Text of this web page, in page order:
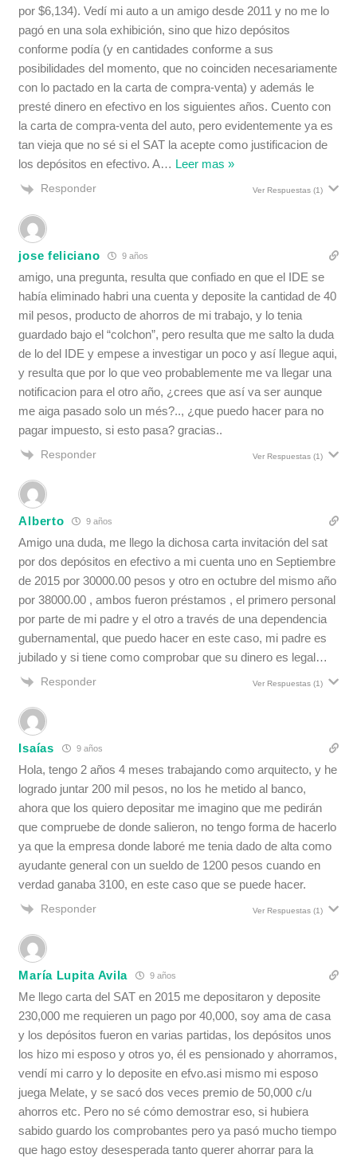
por $6,134). Vedí mi auto a un amigo desde 2011 y no me lo
pagó en una sola exhibición, sino que hizo depósitos
conforme podía (y en cantidades conforme a sus
posibilidades del momento, que no coinciden necesariamente
con lo pactado en la carta de compra-venta) y además le
presté dinero en efectivo en los siguientes años. Cuento con
la carta de compra-venta del auto, pero evidentemente ya es
tan vieja que no sé si el SAT la acepte como justificacion de
los depósitos en efectivo. A… Leer mas »
Responder Ver Respuestas(1)
jose feliciano 9 años
amigo, una pregunta, resulta que confiado en que el IDE se
había eliminado habri una cuenta y deposite la cantidad de 40
mil pesos, producto de ahorros de mi trabajo, y lo tenia
guardado bajo el “colchon”, pero resulta que me salto la duda
de lo del IDE y empese a investigar un poco y así llegue aqui,
y resulta que por lo que veo probablemente me va llegar una
notificacion para el otro año, ¿crees que así va ser aunque
me aiga pasado solo un més?.., ¿que puedo hacer para no
pagar impuesto, si esto pasa? gracias..
Responder Ver Respuestas(1)
Alberto 9 años
Amigo una duda, me llego la dichosa carta invitación del sat
por dos depósitos en efectivo a mi cuenta uno en Septiembre
de 2015 por 30000.00 pesos y otro en octubre del mismo año
por 38000.00 , ambos fueron préstamos , el primero personal
por parte de mi padre y el otro a través de una dependencia
gubernamental, que puedo hacer en este caso, mi padre es
jubilado y si tiene como comprobar que su dinero es legal…
Responder Ver Respuestas(1)
Isaías 9 años
Hola, tengo 2 años 4 meses trabajando como arquitecto, y he
logrado juntar 200 mil pesos, no los he metido al banco,
ahora que los quiero depositar me imagino que me pedirán
que compruebe de donde salieron, no tengo forma de hacerlo
ya que la empresa donde laboré me tenia dado de alta como
ayudante general con un sueldo de 1200 pesos cuando en
verdad ganaba 3100, en este caso que se puede hacer.
Responder Ver Respuestas(1)
María Lupita Avila 9 años
Me llego carta del SAT en 2015 me depositaron y deposite
230,000 me requieren un pago por 40,000, soy ama de casa
y los depósitos fueron en varias partidas, los depósitos unos
los hizo mi esposo y otros yo, él es pensionado y ahorramos,
vendí mi carro y lo deposite en efvo.asi mismo mi esposo
juega Melate, y se sacó dos veces premio de 50,000 c/u
ahorros etc. Pero no sé cómo demostrar eso, si hubiera
sabido guardo los comprobantes pero ya pasó mucho tiempo
que hago estoy desesperada tanto querer ahorrar para la